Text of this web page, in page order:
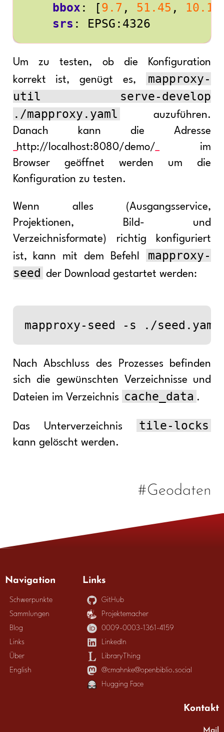
bbox : [9.7 , 51.45 , 10.1
srs : EPSG:4326
Um zu testen, ob die Konfiguration
korrekt ist, genügt es,
mapproxy-
util serve-develop
./mapproxy.yaml
auzuführen.
Danach kann die Adresse
http://localhost:8080/demo/
im
Browser geöffnet werden um die
Konfiguration zu testen.
Wenn alles (Ausgangsservice,
Projektionen, Bild- und
Verzeichnisformate) richtig konfiguriert
ist, kann mit dem Befehl
mapproxy-
seed
der Download gestartet werden:
Nach Abschluss des Prozesses befinden
sich die gewünschten Verzeichnisse und
Dateien im Verzeichnis
cache_data .
Das Unterverzeichnis tile-locks
kann gelöscht werden.
#Geodaten
Navigation
Schwerpunkte
Sammlungen
Blog
Links
Über
English
Links
GitHub
Projektemacher
0009-0003-1361-4159
LinkedIn
LibraryThing
@cmahnke@openbiblio.social
Hugging Face
Kontakt
Mail